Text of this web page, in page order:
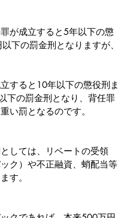
が成立すると5年以下の懲
下の罰金刑となりますが、
すると10年以下の懲役刑ま
下の罰金刑となり、背任罪
い罰となるのです。
しては、リベートの受領
ック）や不正融資、蛸配当等
す。